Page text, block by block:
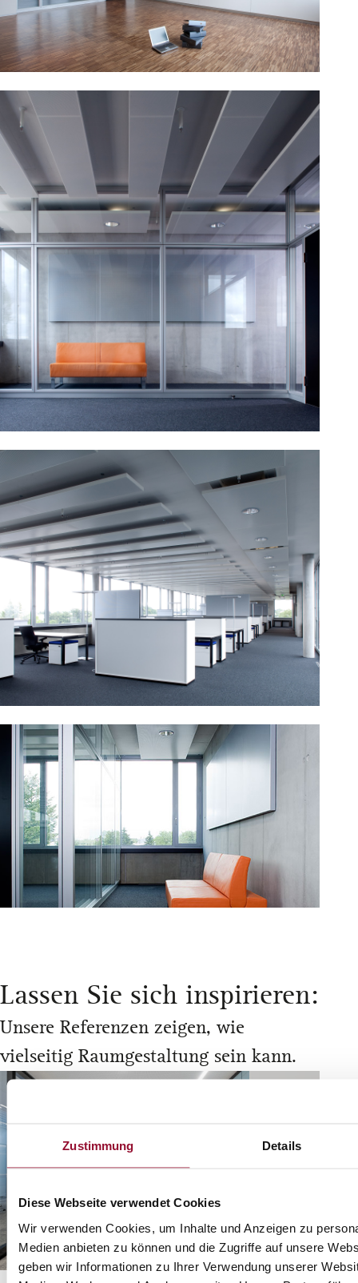
Zustimmung Details
Diese Webseite verwendet Cookies
Wir verwenden Cookies, um Inhalte und Anzeigen zu
Medien anbieten zu können und die Zugriffe auf unsere
geben wir Informationen zu Ihrer Verwendung unserer
Lassen Sie sich inspirieren:
Unsere Referenzen zeigen, wie
vielseitig Raumgestaltung sein kann.